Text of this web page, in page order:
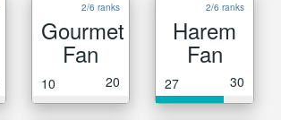
2/6 ranks
Gourmet
Fan
10 20
2/6 ranks
Harem
Fan
27 30